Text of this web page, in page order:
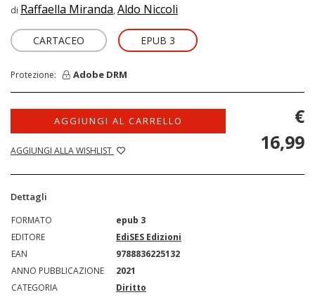
di Raffaella Miranda, Aldo Niccoli
CARTACEO EPUB 3
Protezione: Adobe DRM
AGGIUNGI AL CARRELLO
AGGIUNGI ALLA WISHLIST
€
16,99
Dettagli
FORMATO
epub 3
EDITORE
EdiSES Edizioni
EAN
9788836225132
ANNO PUBBLICAZIONE
2021
CATEGORIA
Diritto